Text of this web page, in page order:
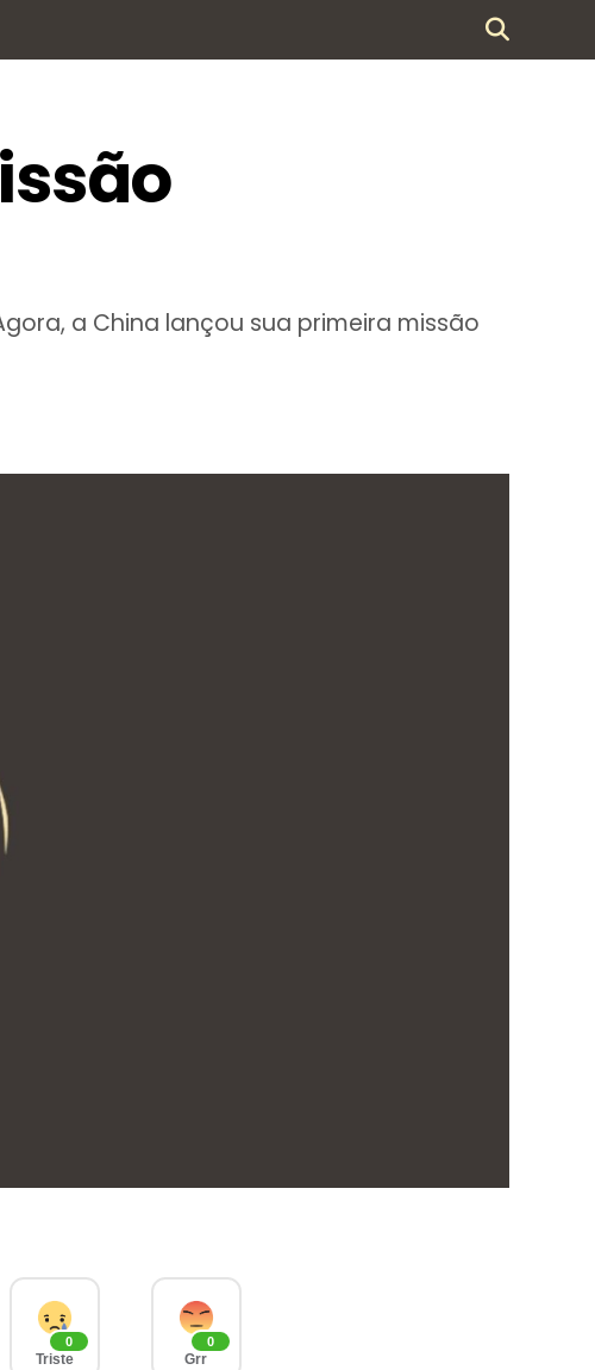
a China lançou sua primeira missão
0
Triste
0
Grr